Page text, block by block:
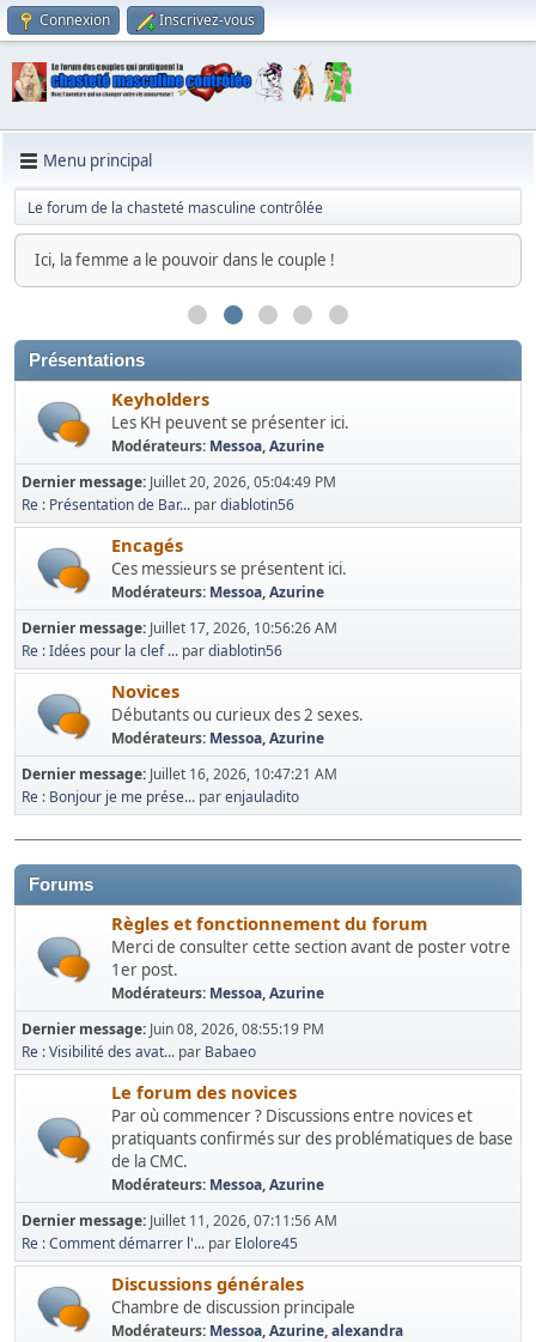
Connexion Inscrivez-vous
Menu principal
Le forum de la chasteté masculine contrôlée
Ici, la femme a le pouvoir dans le couple !
Présentations
Keyholders
Les KH peuvent se présenter ici.
Modérateurs: Messoa,Azurine
Dernier message: Juillet 20, 2026, 05:04:49 PM
Re : Présentation de Bar... pardiablotin56
Encagés
Ces messieurs se présentent ici.
Modérateurs: Messoa,Azurine
Dernier message: Juillet 17, 2026, 10:56:26 AM
Re : Idées pour la clef ... pardiablotin56
Novices
Débutants ou curieux des 2 sexes.
Modérateurs: Messoa,Azurine
Dernier message: Juillet 16, 2026, 10:47:21 AM
Re : Bonjour je me prése... parenjauladito
Forums
Règles et fonctionnement du forum
Merci de consulter cette section avant de poster votre
1er post.
Modérateurs: Messoa,Azurine
Dernier message: Juin 08, 2026, 08:55:19 PM
Re : Visibilité des avat... par Babaeo
Le forum des novices
Par où commencer ? Discussions entre novices et
pratiquants confirmés sur des problématiques de base
de la CMC.
Modérateurs: Messoa,Azurine
Dernier message: Juillet 11, 2026, 07:11:56 AM
Re : Comment démarrer l'... par Elolore45
Discussions générales
Chambre de discussion principale
Modérateurs: Messoa,Azurine,alexandra